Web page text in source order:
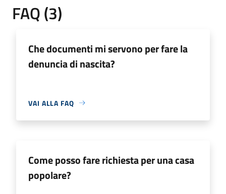
FAQ (3)
Che documenti mi servono per fare la
denuncia di nascita?
VAI ALLA FAQ
Come posso fare richiesta per una casa
popolare?